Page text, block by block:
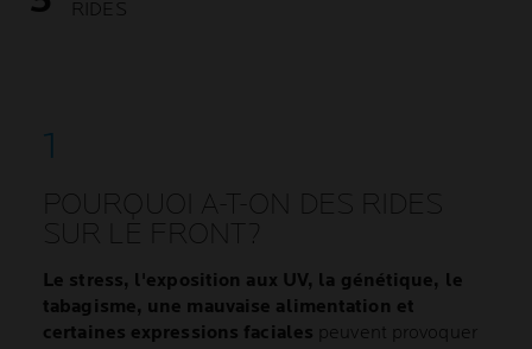
RIDES
POURQUOI A-T-ON DES RIDES
SUR LE FRONT?
Le stress, l'exposition aux UV, la génétique, le
tabagisme, une mauvaise alimentation et
certaines expressions faciales peuvent provoquer